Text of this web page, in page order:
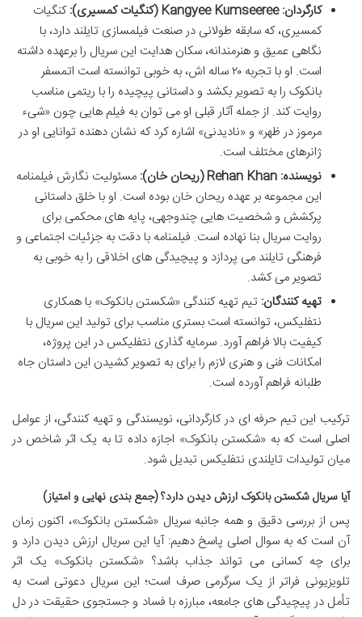
کارگردان: Kangyee Kumseeree (کنگیات کمسیری):
کنگیات
کمسیری، که سابقه طولانی در صنعت فیلمسازی تایلند دارد، با
نگاهی عمیق و هنرمندانه، سکان هدایت این سریال را برعهده داشته
است. او با تجربه ۲۰ ساله اش، به خوبی توانسته است اتمسفر
بانکوک را به تصویر بکشد و داستانی پیچیده را با ریتمی مناسب
روایت کند. از جمله آثار قبلی او می توان به فیلم هایی چون «شیء
مرموز در ظهر» و «نادیدنی» اشاره کرد که نشان دهنده توانایی او در
ژانرهای مختلف است.
نویسنده: Rehan Khan (ریحان خان):
مسئولیت نگارش فیلمنامه
این مجموعه بر عهده ریحان خان بوده است. او با خلق داستانی
پرکشش و شخصیت هایی چندوجهی، پایه های محکمی برای
روایت سریال بنا نهاده است. فیلمنامه با دقت به جزئیات اجتماعی و
فرهنگی تایلند می پردازد و پیچیدگی های اخلاقی را به خوبی به
تصویر می کشد.
تهیه کنندگان: تیم تهیه کنندگی «شکستن بانکوک» با همکاری
نتفلیکس، توانسته است بستری مناسب برای تولید این سریال با
کیفیت بالا فراهم آورد. سرمایه گذاری نتفلیکس در این پروژه،
امکانات فنی و هنری لازم را برای به تصویر کشیدن این داستان جاه
طلبانه فراهم آورده است.
ترکیب این تیم حرفه ای در کارگردانی، نویسندگی و تهیه کنندگی، از عوامل
اصلی است که به «شکستن بانکوک» اجازه داده تا به یک اثر شاخص در
میان تولیدات تایلندی نتفلیکس تبدیل شود.
آیا سریال شکستن بانکوک ارزش دیدن دارد؟ (جمع بندی نهایی و امتیاز)
پس از بررسی دقیق و همه جانبه سریال «شکستن بانکوک»، اکنون زمان
آن است که به سوال اصلی پاسخ دهیم: آیا این سریال ارزش دیدن دارد و
برای چه کسانی می تواند جذاب باشد؟ «شکستن بانکوک» یک اثر
تلویزیونی فراتر از یک سرگرمی صرف است؛ این سریال دعوتی است به
تأمل در پیچیدگی های جامعه، مبارزه با فساد و جستجوی حقیقت در دل